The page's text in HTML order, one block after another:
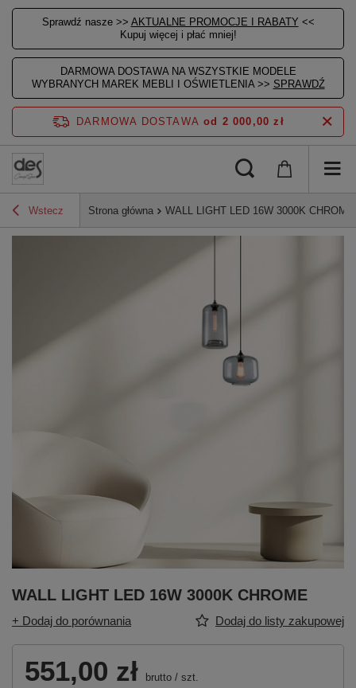
Sprawdź nasze >> AKTUALNE PROMOCJE I RABATY <<
Kupuj więcej i płać mniej!
DARMOWA DOSTAWA NA WSZYSTKIE MODELE
WYBRANYCH MAREK MEBLI I OŚWIETLENIA >> SPRAWDŹ
DARMOWA DOSTAWA od 2 000,00 zł
Wstecz Strona główna WALL LIGHT LED 16W 3000K CHROME
WALL LIGHT LED 16W 3000K CHROME
+ Dodaj do porównania Dodaj do listy zakupowej
551,00 zł brutto / szt.